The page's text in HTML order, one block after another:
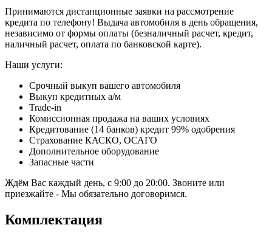
Принимаются дистанционные заявки на рассмотрение
кредита по телефону! Выдача автомобиля в день обращения,
независимо от формы оплаты (безналичный расчет, кредит,
наличный расчет, оплата по банковской карте).
Наши услуги:
Срочный выкуп вашего автомобиля
Выкуп кредитных а/м
Trade-in
Комиссионная продажа на ваших условиях
Кредитование (14 банков) кредит 99% одобрения
Страхование КАСКО, ОСАГО
Дополнительное оборудование
Запасные части
Ждём Вас каждый день, с 9:00 до 20:00. Звоните или
приезжайте - Мы обязательно договоримся.
Комплектация